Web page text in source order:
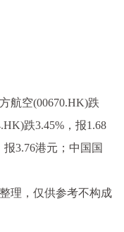
航空(00670.HK)跌
跌3.45%，报1.68
3.76港元；中国国
理，仅供参考不构成